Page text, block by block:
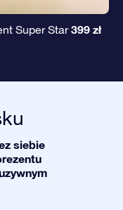
Super Star399 zł
siebie